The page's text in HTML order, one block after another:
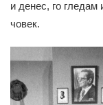
и денес, го гледам
човек.